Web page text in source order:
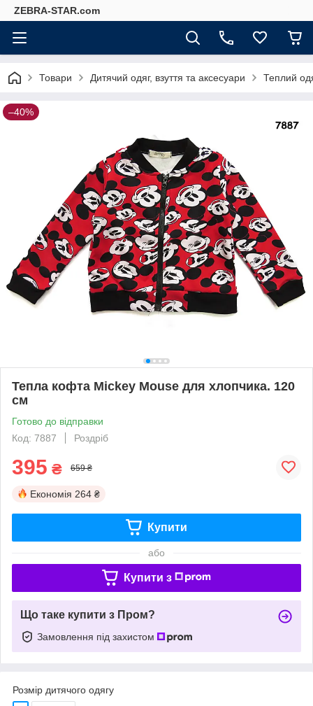
ZEBRA-STAR.com
Товари Дитячий одяг, взуття та аксесуари Теплий
–40%
Тепла кофта Mickey Mouse для хлопчика. 120
см
Готово до відправки
Код: 7887
Роздріб
395 ₴ 659 ₴
Економія 264 ₴
Купити
або
Купити з
Що таке купити з Пром?
Замовлення під захистом
Розмір дитячого одягу